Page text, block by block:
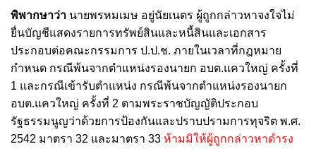
พิพากษาว่า นายพรหมเมษ อยู่นัยเนตร ผู้ถูกกล่าวหาจงใจไม่
ยื่นบัญชีแสดงรายการทรัพย์สินและหนี้สินและเอกสาร
ประกอบต่อคณะกรรมการ ป.ป.ช. ภายในเวลาที่กฎหมาย
กำหนด กรณีพ้นจากตำแหน่งรองนายก อบต.แควใหญ่ ครั้งที่
1 และกรณีเข้ารับตำแหน่ง กรณีพ้นจากตำแหน่งรองนายก
อบต.แควใหญ่ ครั้งที่ 2 ตามพระราชบัญญัติประกอบ
รัฐธรรมนูญว่าด้วยการป้องกันและปราบปรามการทุจริต พ.ศ.
2542 มาตรา 32 และมาตรา 33 ห้ามมิให้ผู้ถูกกล่าวหาดำรง